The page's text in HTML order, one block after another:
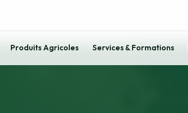
Produits Agricoles Services & Formations